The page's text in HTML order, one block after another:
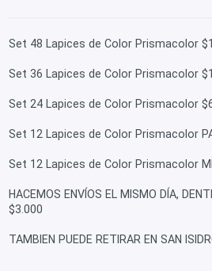
Set 48 Lapices de Color Prismacolor
Set 36 Lapices de Color Prismacolor
Set 24 Lapices de Color Prismacolor
Set 12 Lapices de Color Prismacolor
Set 12 Lapices de Color Prismacolor
HACEMOS ENVÍOS EL MISMO DÍA,
$3.000
TAMBIEN PUEDE RETIRAR EN SAN